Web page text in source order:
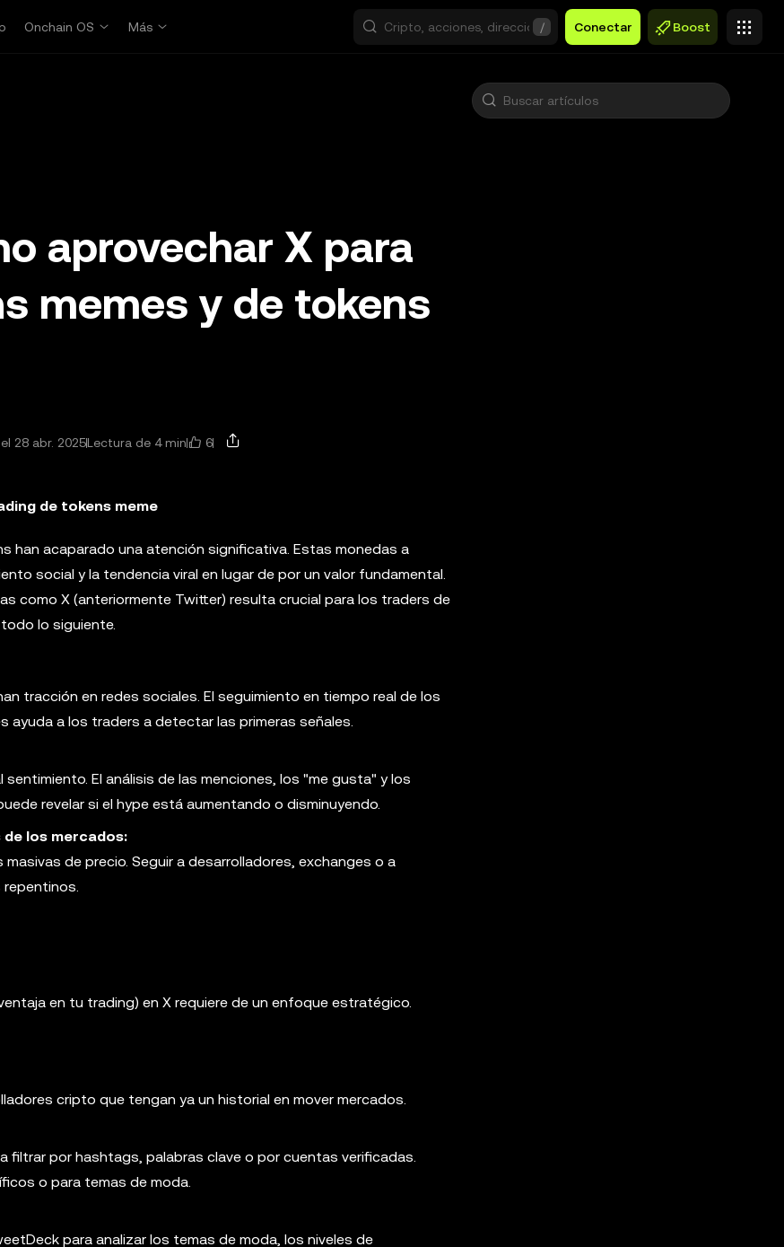
Onchain OS Más / Conectar Boost
aprovechar X para
memes y de tokens
28 abr. 2025Lectura de 4 min 6
de tokens meme
han acaparado una atención significativa. Estas monedas a
social y la tendencia viral en lugar de por un valor fundamental.
como X (anteriormente Twitter) resulta crucial para los traders de
lo siguiente.
tracción en redes sociales. El seguimiento en tiempo real de los
a los traders a detectar las primeras señales.
El análisis de las menciones, los "me gusta" y los
revelar si el hype está aumentando o disminuyendo.
los mercados:
de precio. Seguir a desarrolladores, exchanges o a
en tu trading) en X requiere de un enfoque estratégico.
cripto que tengan ya un historial en mover mercados.
filtrar por hashtags, palabras clave o por cuentas verificadas.
o para temas de moda.
para analizar los temas de moda, los niveles de